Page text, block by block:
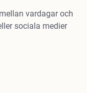
vardagar och
sociala medier